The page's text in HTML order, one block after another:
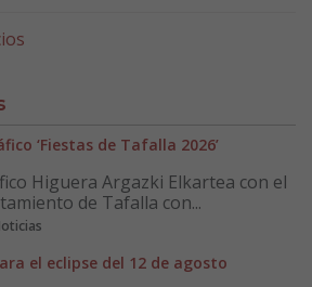
‘Fiestas de Tafalla 2026’
Higuera Argazki Elkartea con el
de Tafalla con...
el eclipse del 12 de agosto